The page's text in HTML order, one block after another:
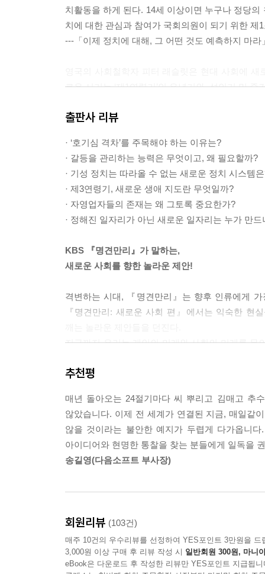
치활동을 하게 된다. 14세 이상이면 누구나 정당
치에 대한 관심과 참여가 국회의원이 되기 위한 제
---「이제 정치에 대해, 그 어떤 것도 예측하지 마라
로운 시기는 ‘제1연령기’인 유년기와, 성인기 및
차 정해지지 않은 생애 단계가 출현하고 있다. 수
---「120세 쇼크, 새로운 인생지도가 필요하다」 중
셰어 가나자와는 단순한 노인 요양시설이 아니라
점에서 일하는 후에키 노부지 씨는 벌써 여든이
속 길을 따라 공동체에서 출자해 만든 편의점으
고 거스름돈을 챙겨준다. 느리지만 정확하다. 후
---「셀프부양 시대, 우리는 준비할 수 있는가」 중
는 대형마트를 가려면 차를 타고 교외로 15분 이
다. 시티마켓은 270곳에 달하는 상품 공급자들이
---「자신이 경영하는 사업, 그 자부심을 넘치게」
2015년 메이커 페어에서 사람들의 시선을 한 몸
는 만화책, 비디오게임, 영화를 섭렵하더니 급기
전투형 로봇에 대결을 신청했다는 것이다. 이 제
제트의 실사판 싸움과도 같은 이 대결에 전 세계
나고야 대학의 소립자 물리학은 세계적으로 인정
연구실에 걸려 있다. 매주 열리는 다양한 세미나
---「호기심 격차 시대가 열렸다」 중에서
출판사 리뷰
· ‘호기심 격차’를 주목해야 하는 이유는?
· 갈등을 관리하는 능력은 무엇이고, 왜 필요할까?
· 기성 정치는 따라올 수 없는 새로운 정치 시스템
· 제3연령기, 새로운 생애 지도란 무엇일까?
· 자영업자들의 존재는 왜 그토록 중요한가?
· 정해진 일자리가 아닌 새로운 일자리는 누가 만드
KBS 『명견만리』가 말하는,
새로운 사회를 향한 놀라운 제안!
격변하는 시대, 『명견만리』는 향후 인류에게
『명견만리: 새로운 사회 편』에서는 익숙한 현
지금까지 우리는 개인의 미래와 사회의 미래를 무
매우 커졌다. 이는 반대로 말해, 개인이 사회에
먼저 정치 파트에서는 전 세계에 불어닥치는 시민
또한 갈등을 해결하고 사회적 합의를 이끌어내는
생애 파트에서는 장수혁명 시대에 맞는 새로운 생
세대 간 분업 시스템 등 첨예한 논의들을 함께 다
탐구 파트에서는 인간을 인간답게 하는 특징이
마인드와 컴퓨터적 사고력 등이 무엇인지 분석하
추천평
매년 돌아오는 24절기마다 씨 뿌리고 김매고 추
않았습니다. 이제 전 세계가 연결된 지금, 매일같
않을 것이라는 불안한 예지가 두렵게 다가옵니
아이디어와 현명한 통찰을 찾는 분들에게 일독을
송길영(다음소프트 부사장)
회원리뷰 (103건)
매주 10건의 우수리뷰를 선정하여 YES포인트 3만원을 드
3,000원 이상 구매 후 리뷰 작성 시 일반회원 300원, 마니
eBook은 다운로드 후 작성한 리뷰만 YES포인트 지급됩니